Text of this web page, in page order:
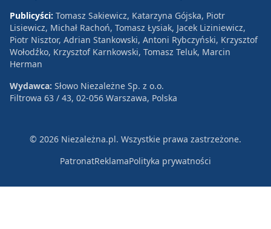
Publicyści: Tomasz Sakiewicz, Katarzyna Gójska, Piotr
Lisiewicz, Michał Rachoń, Tomasz Łysiak, Jacek Liziniewicz,
Piotr Nisztor, Adrian Stankowski, Antoni Rybczyński, Krzysztof
Wołodźko, Krzysztof Karnkowski, Tomasz Teluk, Marcin
Herman
Wydawca: Słowo Niezależne Sp. z o.o.
Filtrowa 63 / 43, 02-056 Warszawa, Polska
© 2026 Niezależna.pl. Wszystkie prawa zastrzeżone.
PatronatReklamaPolityka prywatności